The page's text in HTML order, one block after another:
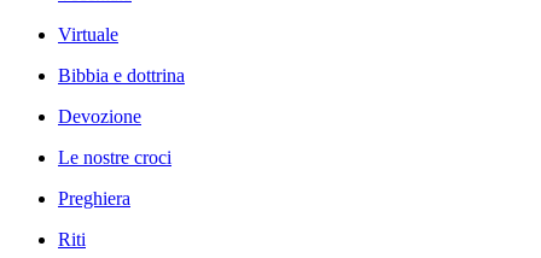
Virtuale
Bibbia e dottrina
Devozione
Le nostre croci
Preghiera
Riti